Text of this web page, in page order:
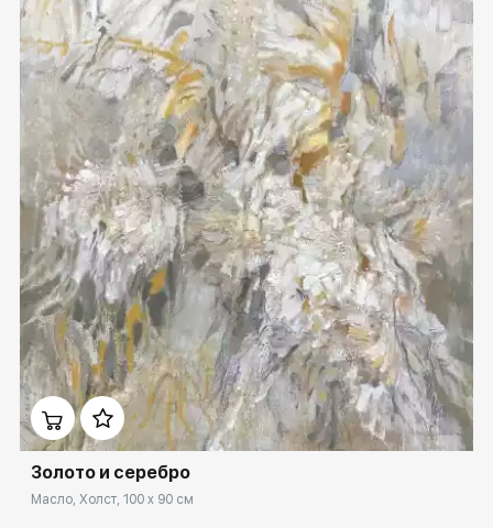
Домен: rakovgallery.ru
Золото и серебро
Масло, Холст, 100 x 90 см